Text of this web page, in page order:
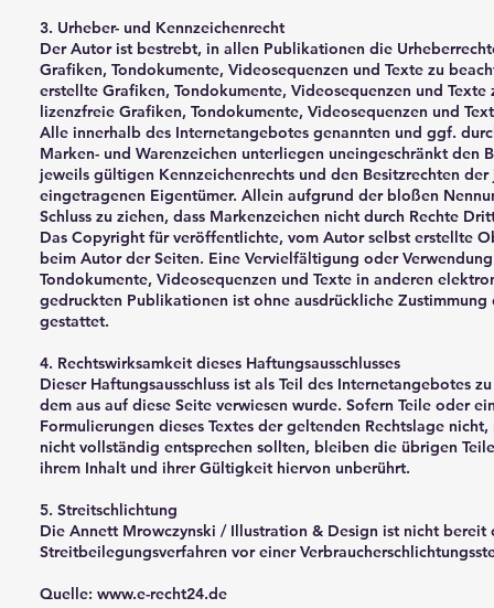
3. Urheber- und Kennzeichenrecht
Der Autor ist bestrebt, in allen Publikationen die
Grafiken, Tondokumente, Videosequenzen und Texte zu
erstellte Grafiken, Tondokumente, Videosequenzen und Texte
lizenzfreie Grafiken, Tondokumente, Videosequenzen und
Alle innerhalb des Internetangebotes genannten und ggf.
Marken- und Warenzeichen unterliegen uneingeschränkt den
jeweils gültigen Kennzeichenrechts und den Besitzrechten
eingetragenen Eigentümer. Allein aufgrund der bloßen
Schluss zu ziehen, dass Markenzeichen nicht durch Rechte
Das Copyright für veröffentlichte, vom Autor selbst erstellte
beim Autor der Seiten. Eine Vervielfältigung oder
Tondokumente, Videosequenzen und Texte in anderen
gedruckten Publikationen ist ohne ausdrückliche Zustimmung
gestattet.
4. Rechtswirksamkeit dieses Haftungsausschlusses
Dieser Haftungsausschluss ist als Teil des Internetangebotes
dem aus auf diese Seite verwiesen wurde. Sofern Teile oder
Formulierungen dieses Textes der geltenden Rechtslage
nicht vollständig entsprechen sollten, bleiben die übrigen
ihrem Inhalt und ihrer Gültigkeit hiervon unberührt.
5. Streitschlichtung
Die Annett Mrowczynski / Illustration & Design ist nicht
Streitbeilegungsverfahren vor einer
Quelle: www.e-recht24.de